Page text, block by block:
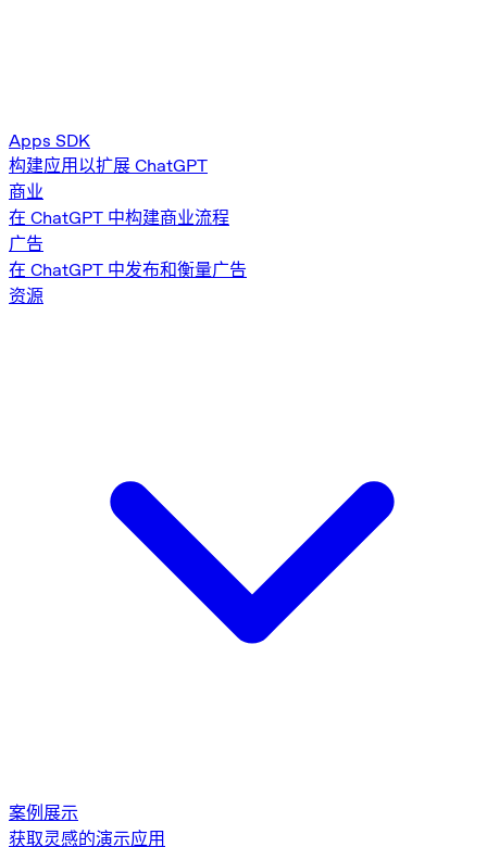
Apps SDK
构建应用以扩展 ChatGPT
商业
在 ChatGPT 中构建商业流程
广告
在 ChatGPT 中发布和衡量广告
资源
案例展示
获取灵感的演示应用